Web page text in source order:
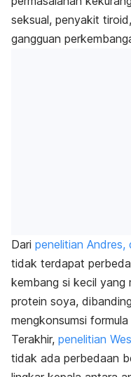
seksual, penyakit
gangguan
Dari penelitian Andres,
tidak terdapat
kembang si kecil yang
protein soya,
mengkonsumsi
Terakhir, penelitian
tidak ada perbedaan